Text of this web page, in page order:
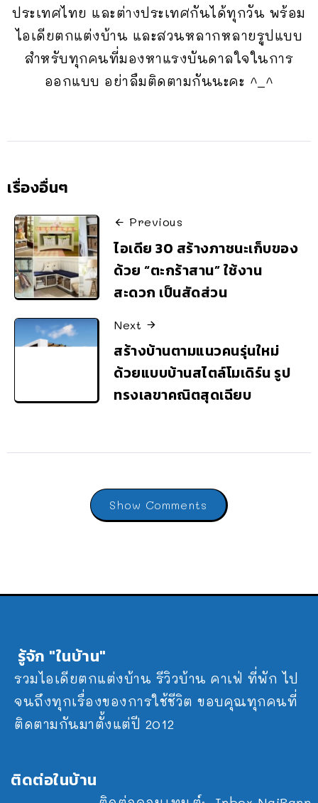
ประเทศไทย และต่างประเทศกันได้ทุกวัน พร้อม
ไอเดียตกแต่งบ้าน และสวนหลากหลายรูปแบบ
สำหรับทุกคนที่มองหาแรงบันดาลใจในการ
ออกแบบ อย่าลืมติดตามกันนะคะ ^_^
เรื่องอื่นๆ
Previous
ไอเดีย 30 สร้างภาชนะเก็บของ
ด้วย “ตะกร้าสาน” ใช้งาน
สะดวก เป็นสัดส่วน
Next
สร้างบ้านตามแนวคนรุ่นใหม่
ด้วยแบบบ้านสไตล์โมเดิร์น รูป
ทรงเลขาคณิตสุดเฉียบ
Show Comments
รู้จัก "ในบ้าน"
รวมไอเดียตกแต่งบ้าน รีวิวบ้าน คาเฟ่ ที่พัก ไป
จนถึงทุกเรื่องของการใช้ชีวิต ขอบคุณทุกคนที่
ติดตามกันมาตั้งแต่ปี 2012
ติดต่อในบ้าน